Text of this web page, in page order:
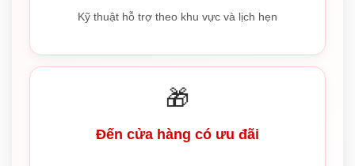
Kỹ thuật hỗ trợ theo khu vực và lịch hẹn
🎁
Đến cửa hàng có ưu đãi